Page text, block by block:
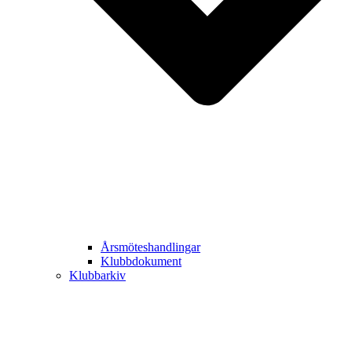
Årsmöteshandlingar
Klubbdokument
Klubbarkiv